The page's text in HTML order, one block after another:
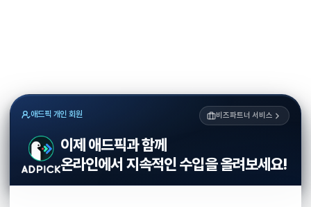
애드픽 개인 회원 비즈파트너 서비스
이제 애드픽과 함께
온라인에서 지속적인 수입을 올려보세요!